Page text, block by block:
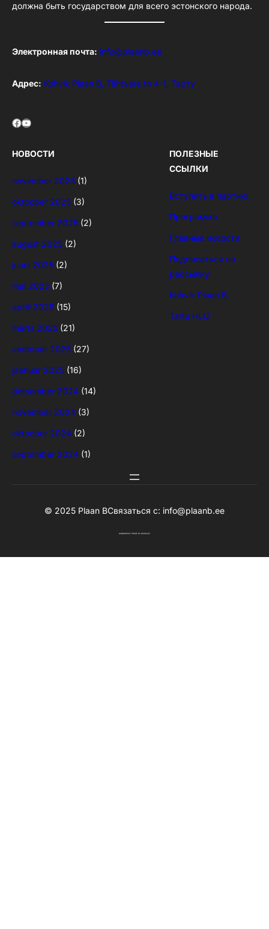
должна быть государством для всего эстонского народа.
Электронная почта: info@plaanb.ee
Адрес: Kohvik Plaan B, Tähtvere tn 4-1, Тарту
Facebook YouTube
НОВОСТИ
november 2025 (1)
oktoober 2025 (3)
september 2025 (2)
august 2025 (2)
juuni 2025 (2)
mai 2025 (7)
aprill 2025 (15)
märts 2025 (21)
veebruar 2025 (27)
jaanuar 2025 (16)
detsember 2024 (14)
november 2024 (3)
oktoober 2024 (2)
september 2024 (1)
ПОЛЕЗНЫЕ
ССЫЛКИ
Вступить в партию
Программа
Главные новости
Подписаться на
рассылку
Kohvik Plaan B
Tartu HLÜ
© 2025 Plaan BСвязаться с: info@plaanb.ee
WORDPRESS THEME BY WPENJOY